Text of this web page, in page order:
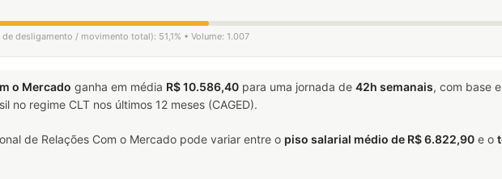
desligamento / movimento total): 51,1% • Volume: 1.007
o Mercado ganha em média R$ 10.586,40 para uma jornada de 42h semanais, com base
no regime CLT nos últimos 12 meses (CAGED).
de Relações Com o Mercado pode variar entre o piso salarial médio de R$ 6.822,90 e o